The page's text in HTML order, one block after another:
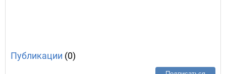
Публикации (0)